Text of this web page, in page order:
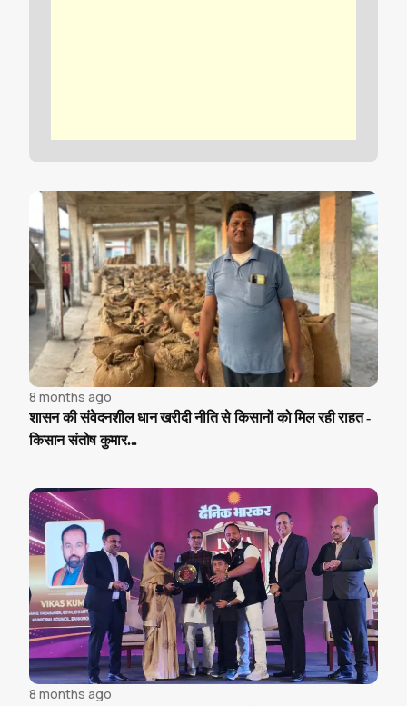
8 months ago
शासन की संवेदनशील धान खरीदी नीति से किसानों को मिल रही राहत -
किसान संतोष कुमार...
8 months ago